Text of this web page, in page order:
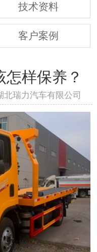
技术资料
客户案例
样保养？
瑞力汽车有限公司